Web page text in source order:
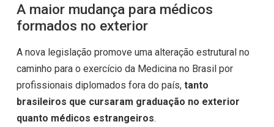
A maior mudança para médicos
formados no exterior
A nova legislação promove uma alteração estrutural no
caminho para o exercício da Medicina no Brasil por
profissionais diplomados fora do país, tanto
brasileiros que cursaram graduação no exterior
quanto médicos estrangeiros.